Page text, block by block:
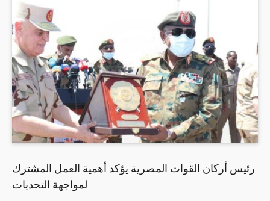
رئيس أركان القوات المصرية يؤكد أهمية العمل المشترك
لمواجهة التحديات